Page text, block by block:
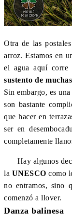
Otra de las
arroz. Estamos en
el agua aquí
sustento de
Sin embargo, es
son bastante
que hacer en
ser en
completamente
Hay algunos
la UNESCOcomo
no entramos, sino
comenzó a llover.
Danza balinesa